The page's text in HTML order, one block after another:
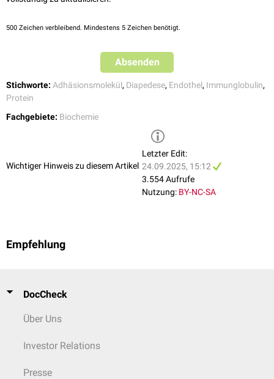
Leukozytenaktivierung
500 Zeichen verbleibend. Mindestens 5 Zeichen benötigt.
Absenden
Stichworte: Adhäsionsmolekül, Diapedese, Endothel, Immunglobulin,
Protein
Fachgebiete: Biochemie
Wichtiger Hinweis zu diesem Artikel
Letzter Edit:
24.09.2025, 15:12
3.554 Aufrufe
Nutzung: BY-NC-SA
Empfehlung
DocCheck
Über Uns
Investor Relations
Presse